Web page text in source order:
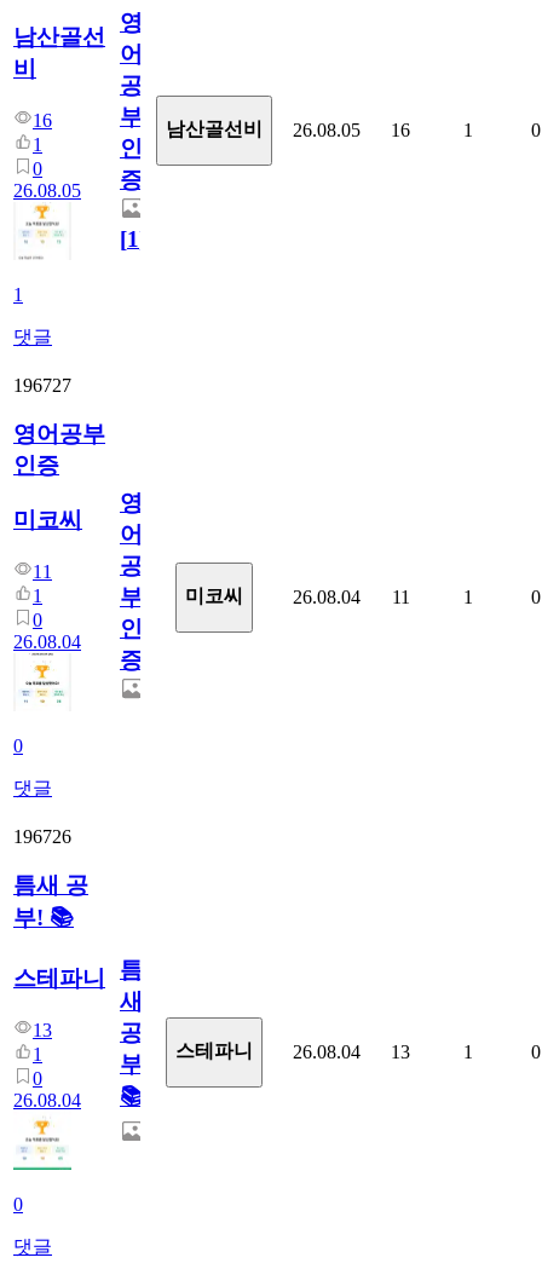
남산골선
비
16
1
0
26.08.05
1
댓글
영
어
공
부
인
증
[1]
남산골선비 26.08.05 16 1 0
196727
영어공부
인증
미코씨
11
1
0
26.08.04
0
댓글
영
어
공
부
인
증
미코씨 26.08.04 11 1 0
196726
틈새 공
부! 📚
스테파니
13
1
0
26.08.04
0
댓글
틈
새
공
부!
📚
스테파니 26.08.04 13 1 0